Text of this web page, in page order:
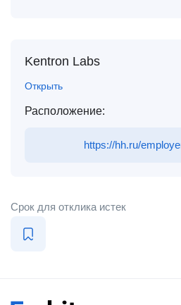
Kentron Labs
Открыть
Расположение:
https://hh.ru/
Срок для отклика истек